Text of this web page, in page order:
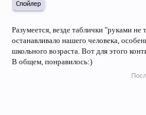
Спойлер
Разумеется, везде таблички "руками не
останавливало нашего человека,
школьного возраста. Вот для этого
В общем, понравилось:)